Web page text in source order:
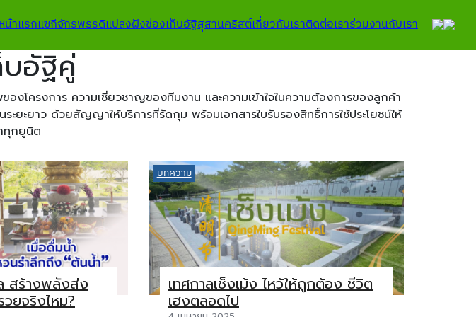
น้าแรกแซกีจักรพรรดิแปลงฝังช่องเก็บอัฐิสุสานคริสต์เกี่ยวกับเราติดต่อเราร่วมงานกับเรา
อัฐิคู่
ครงการ ความเชี่ยวชาญของทีมงาน และความเข้าใจในความต้องการของลูกค้า
ยะยาว ด้วยสัญญาให้บริการที่รัดกุม พร้อมเอกสารใบรับรองสิทธิ์การใช้ประโยชน์ให้
ทุกยูนิต
สร้างพลังส่ง
วยจริงไหม?
บทความ
เทศกาลเช็งเม้ง ไหว้ให้ถูกต้อง ชีวิต
เฮงตลอดไป